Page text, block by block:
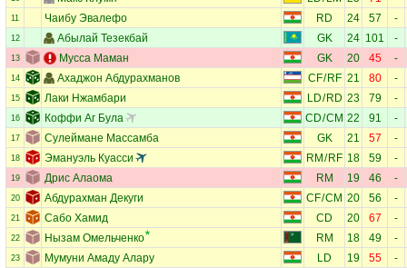
11 Чаибу Эвалефо RD 24 57 -
12 Абылай Тезекбай GK 24 101 -
13 Мусса Маман GK 20 45 -
14 Ахаджон Абдурахманов CF/RF 21 80 -
15 Лаки Нжамбари LD/RD 23 79 -
16 Коффи Аг Була CD/CM 22 91 -
17 Сулеймане Массамба GK 21 57 -
18 Эмануэль Куасси RM / RF 18 59 -
19 Дрис Алаома RM 19 46 -
20 Абдурахман Декуги CF/CM 20 56 -
21 Сабо Хамид CD 20 67 -
22 Нызам Омельченко RM 18 49 -
23 Мумуни Амаду Алару LD 19 55 -